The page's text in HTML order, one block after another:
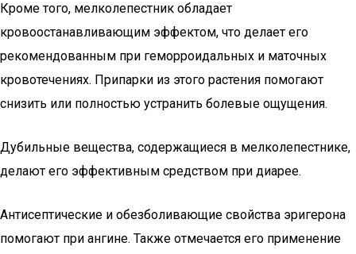
Кроме того, мелколепестник обладает
кровоостанавливающим эффектом, что делает его
рекомендованным при геморроидальных и маточных
кровотечениях. Припарки из этого растения помогают
снизить или полностью устранить болевые ощущения.
Дубильные вещества, содержащиеся в мелколепестнике,
делают его эффективным средством при диарее.
Антисептические и обезболивающие свойства эригерона
помогают при ангине. Также отмечается его применение